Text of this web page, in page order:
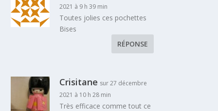
2021 à 9 h 39 min
Toutes jolies ces pochettes
Bises
RÉPONSE
Crisitane sur 27 décembre
2021 à 10 h 28 min
Très efficace comme tout ce